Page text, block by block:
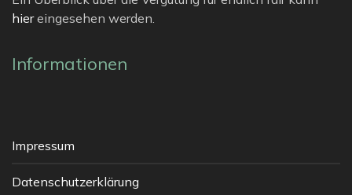
hiereingesehen werden.
Informationen
Impressum
Datenschutzerklärung